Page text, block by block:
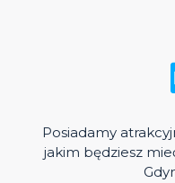
Posiadamy
jakim będziesz